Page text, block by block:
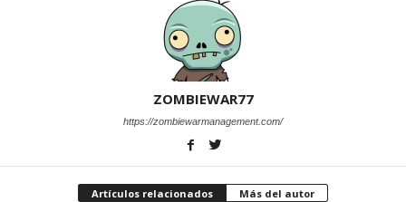
ZOMBIEWAR77
https://zombiewarmanagement.com/
Artículos relacionados Más del autor